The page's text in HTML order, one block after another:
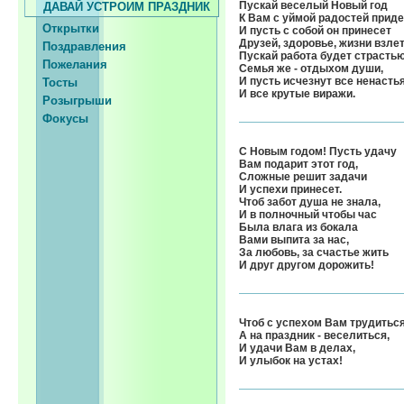
ДАВАЙ УСТРОИМ ПРАЗДНИК
Открытки
Поздравления
Пожелания
Тосты
Розыгрыши
Фокусы
Пускай веселый Новый год
К Вам с уймой радостей
И пусть с собой он принесет
Друзей, здоровье, жизни
Пускай работа будет
Семья же - отдыхом души,
И пусть исчезнут все
И все крутые виражи.
С Новым годом! Пусть удачу
Вам подарит этот год,
Сложные решит задачи
И успехи принесет.
Чтоб забот душа не знала,
И в полночный чтобы час
Была влага из бокала
Вами выпита за нас,
За любовь, за счастье жить
И друг другом дорожить!
Чтоб с успехом Вам
А на праздник - веселиться,
И удачи Вам в делах,
И улыбок на устах!